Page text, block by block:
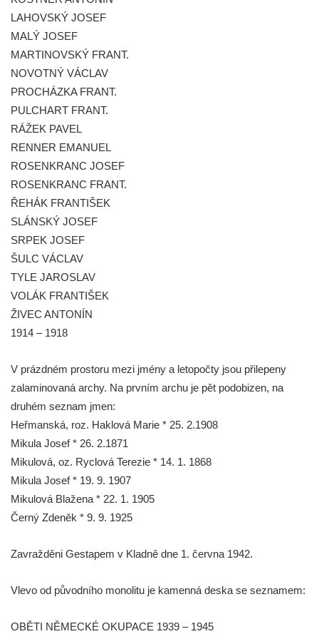
Kenotaf Leopolda Malata na hřbitově v
Dolním Podluží
Kenotaf Antona Klause na hřbitově v
Dolním Podluží
Kenotaf Josefa Stolle na hřbitově v Dolním
Podluží
Pomník obětem 1. světové války na
židovském hřbitově v Mostě
Hrob Aloise Podrábského na hřbitově v
Račicích
Pamětní deska Miroslava Švice na domě
čp. 43 v Lužci nad Vltavou
nad Vltavou
Hrob Vladislava Neumana v Hostíně u
Vojkovic
Pomník obětem válek před hřbitovem v
Hostíně u Vojkovic
Kenotaf Václava Floriána na hřbitově v
Lužci nad Vltavou
Hrob Václava Kufnera na hřbitově v Lužci
Pomník vojákům Rudé armády na hřbitově
Pomník Ladislava Sedláčka a Karla Pelce u
LAHOVSKÝ JOSEF
MALÝ JOSEF
MARTINOVSKÝ FRANT.
NOVOTNÝ VÁCLAV
PROCHÁZKA FRANT.
PULCHART FRANT.
RÁŽEK PAVEL
RENNER EMANUEL
ROSENKRANC JOSEF
ROSENKRANC FRANT.
ŘEHÁK FRANTIŠEK
SLÁNSKÝ JOSEF
SRPEK JOSEF
ŠULC VÁCLAV
TYLE JAROSLAV
VOLÁK FRANTIŠEK
ŽIVEC ANTONÍN
1914 – 1918
V prázdném prostoru mezi jmény a letopočty jsou přilepeny
zalaminovaná archy. Na prvním archu je pět podobizen, na
druhém seznam jmen:
Heřmanská, roz. Haklová Marie * 25. 2.1908
Mikula Josef * 26. 2.1871
Mikulová, oz. Ryclová Terezie * 14. 1. 1868
Mikula Josef * 19. 9. 1907
Mikulová Blažena * 22. 1. 1905
Černý Zdeněk * 9. 9. 1925
Zavražděni Gestapem v Kladně dne 1. června 1942.
Vlevo od původního monolitu je kamenná deska se seznamem:
OBĚTI NĚMECKÉ OKUPACE 1939 – 1945